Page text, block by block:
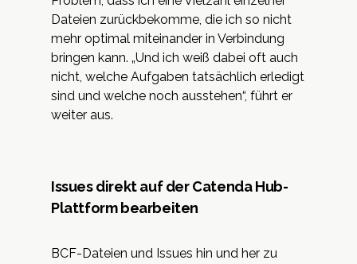
Dateien zurückbekomme, die ich so nicht
mehr optimal miteinander in Verbindung
bringen kann. „Und ich weiß dabei oft auch
nicht, welche Aufgaben tatsächlich erledigt
sind und welche noch ausstehen“, führt er
weiter aus.
Issues direkt auf der Catenda Hub-
Plattform bearbeiten
BCF-Dateien und Issues hin und her zu